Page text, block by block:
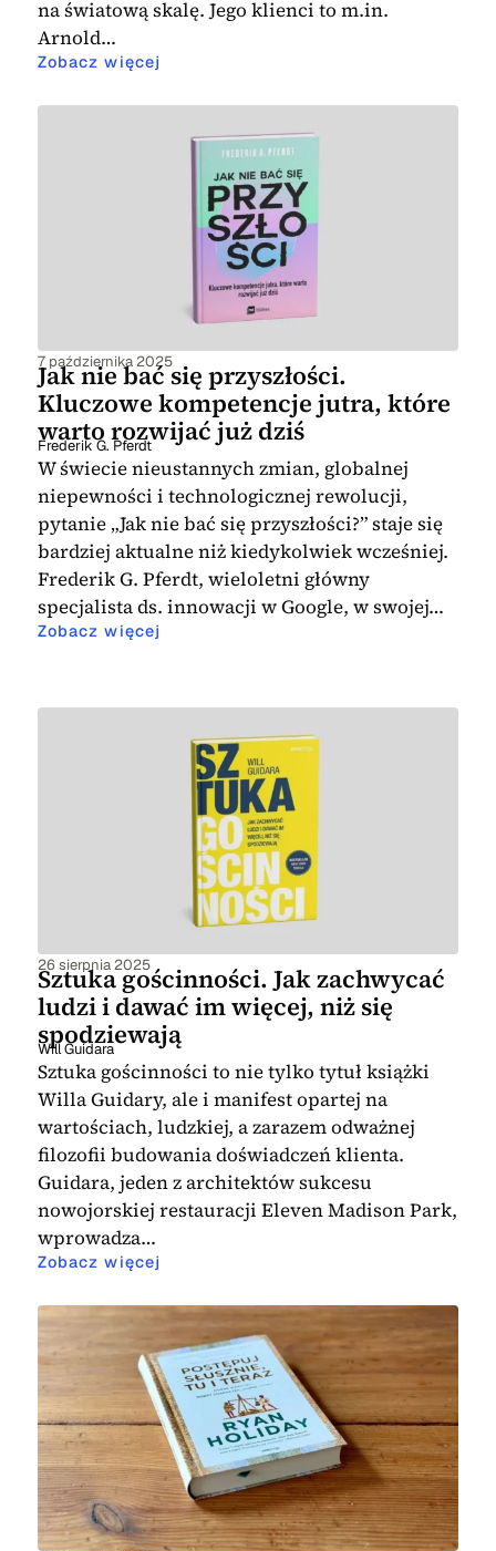
na światową skalę. Jego klienci to m.in.
Arnold…
Zobacz więcej
7 października 2025
Jak nie bać się przyszłości.
Kluczowe kompetencje jutra, które
warto rozwijać już dziś
Frederik G. Pferdt
W świecie nieustannych zmian, globalnej
niepewności i technologicznej rewolucji,
pytanie „Jak nie bać się przyszłości?” staje się
bardziej aktualne niż kiedykolwiek wcześniej.
Frederik G. Pferdt, wieloletni główny
specjalista ds. innowacji w Google, w swojej…
Zobacz więcej
26 sierpnia 2025
Sztuka gościnności. Jak zachwycać
ludzi i dawać im więcej, niż się
spodziewają
Will Guidara
Sztuka gościnności to nie tylko tytuł książki
Willa Guidary, ale i manifest opartej na
wartościach, ludzkiej, a zarazem odważnej
filozofii budowania doświadczeń klienta.
Guidara, jeden z architektów sukcesu
nowojorskiej restauracji Eleven Madison Park,
wprowadza…
Zobacz więcej